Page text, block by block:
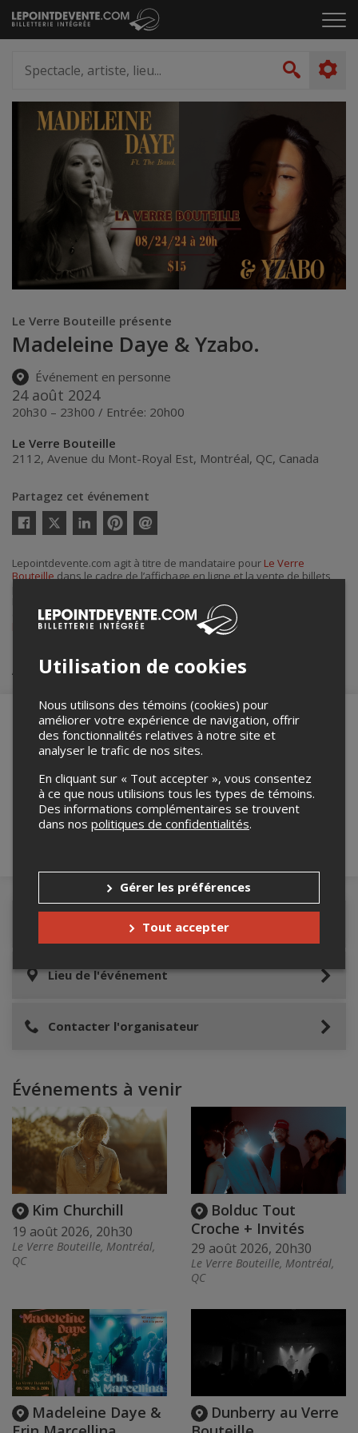
Passer
au
le
artiste,
lieu...
Le Verre Bouteille présente
Madeleine Daye & Yzabo.
Événement en personne
24 août 2024
20h30 – 23h00 / Entrée: 20h00
Le Verre Bouteille
2112, Avenue du Mont-Royal Est, Montréal, QC, Canada
Partagez cet événement
Twitter
courriel
Lepointdevente.com agit à titre de mandataire pour Le Verre
Bouteilledans le cadre de l’affichage en ligne et la vente de billets
Pour plus d’information à propos de cet événement, veuillez
contacter l’organisateur de l’événement,Le Verre Bouteille
lvbjake@gmail.com.
Achat de billets
Merci de confirmer que vous n'êtes pas un
robot ci-bas.
Détails de l'événement
Lieu de l'événement
Contacter l'organisateur
Événements à venir
Kim Churchill
19 août 2026, 20h30
Le Verre Bouteille, Montréal,
QC
Bolduc Tout
Croche + Invités
29 août 2026, 20h30
Le Verre Bouteille, Montréal,
QC
Madeleine Daye &
Dunberry au Verre
Utilisation de cookies
Nous utilisons des témoins (cookies) pour
améliorer votre expérience de navigation, offrir
des fonctionnalités relatives à notre site et
analyser le trafic de nos sites.
En cliquant sur « Tout accepter », vous consentez
à ce que nous utilisions tous les types de témoins.
Des informations complémentaires se trouvent
dans nos politiques de confidentialités.
Gérer les préférences
Tout accepter